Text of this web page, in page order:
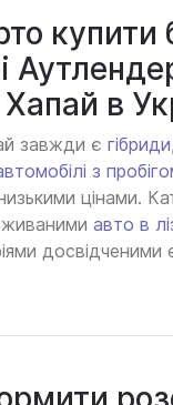
купити
в
завжди є гібриди,
з
цінами.
авто в
досвідченими